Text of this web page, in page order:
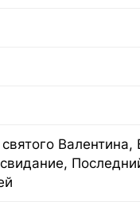
Валентина,